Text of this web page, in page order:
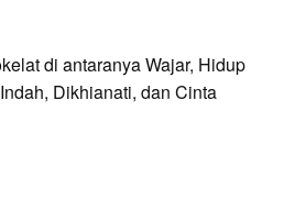
di antaranya Wajar, Hidup
Dikhianati, dan Cinta